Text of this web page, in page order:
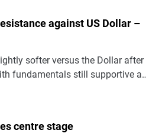
against US Dollar –
softer versus the Dollar after
fundamentals still supportive as
with their fair value based on
centre stage